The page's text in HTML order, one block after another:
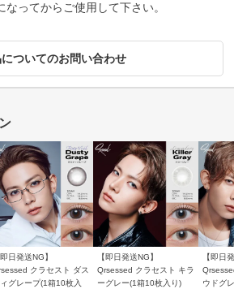
ってからご使用して下さい。
ついてのお問い合わせ
即日発送NG】
クラセスト ダス
グレープ(1箱10枚入
【即日発送NG】
Qrsessed クラセスト キラ
ーグレー(1箱10枚入り)
【即日
ウドグ